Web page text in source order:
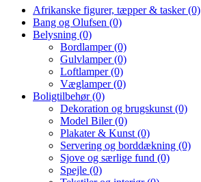
Afrikanske figurer, tæpper & tasker(0)
Bang og Olufsen (0)
Belysning (0)
Bordlamper(0)
Gulvlamper(0)
Loftlamper(0)
Væglamper(0)
Boligtilbehør(0)
Dekoration og brugskunst (0)
Model Biler(0)
Plakater & Kunst (0)
Servering og borddækning (0)
Sjove og særlige fund (0)
Spejle (0)